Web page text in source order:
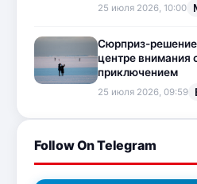
25 июля 2026, 10:00
Сюрприз-решение
центре
приключением
25 июля 2026, 09:59
Follow On Telegram